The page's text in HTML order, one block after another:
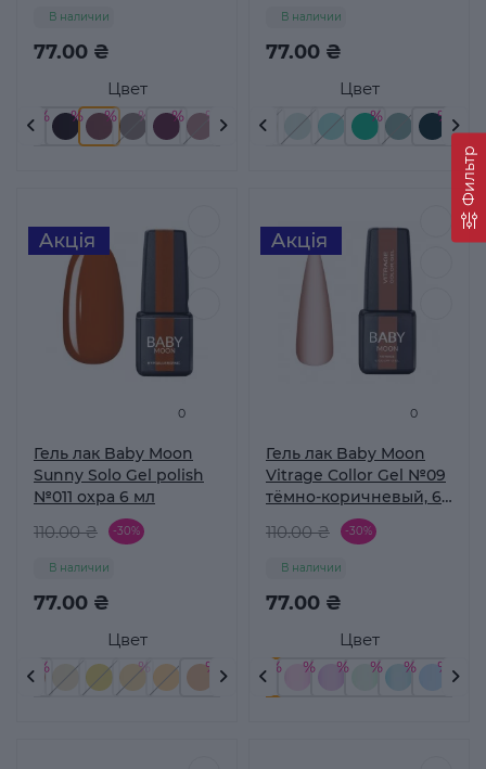
Фильтр
Цвет
77.00 ₴
В наличии
Цвет
77.00 ₴
В наличии
0
Гель лак Baby Moon
Sunny Solo Gel polish
№011 охра 6 мл
Цвет
110.00 ₴ -30%
77.00 ₴
В наличии
0
Гель лак Baby Moon
Vitrage Collor Gel №09
тёмно-коричневый, 6
Цвет
110.00 ₴ -30%
77.00 ₴
В наличии